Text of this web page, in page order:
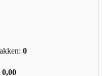
0
0,00